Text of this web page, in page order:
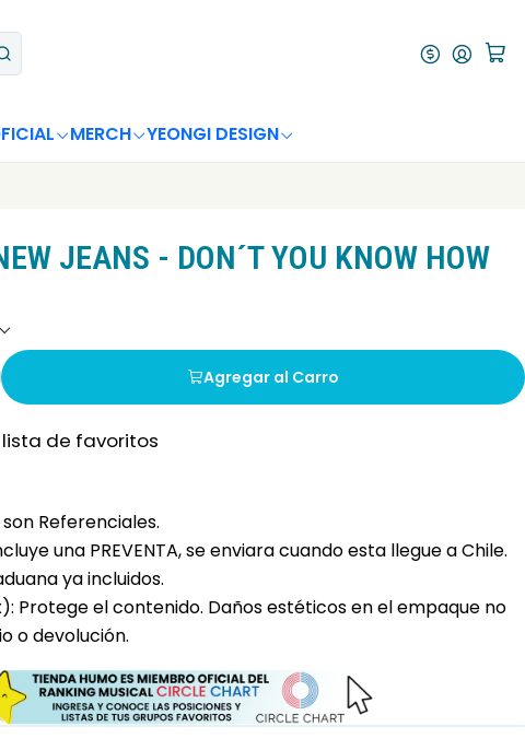
MERCH YEONGI DESIGN
JEANS - DON´T YOU KNOW HOW
Agregar al Carro
de favoritos
Referenciales.
una PREVENTA, se enviara cuando esta llegue a Chile.
ya incluidos.
Protege el contenido. Daños estéticos en el empaque no
o devolución.